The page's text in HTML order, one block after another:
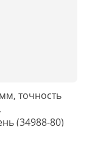
мм, точность
(34988-80)